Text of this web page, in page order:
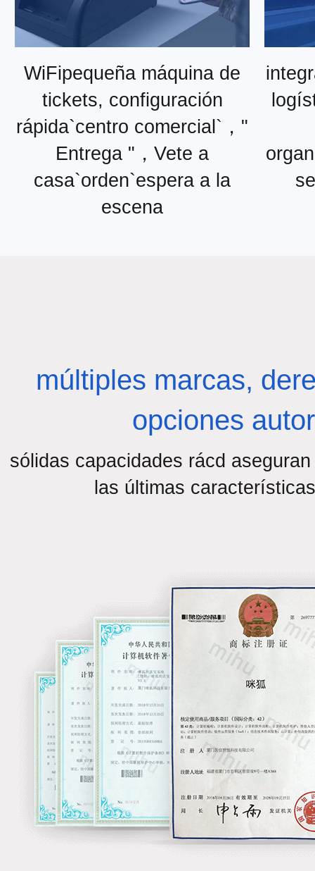
WiFipequeña máquina de
tickets, configuración
rápida`centro comercial`，"
Entrega "，Vete a
casa`orden`espera a la
escena
múltiples marcas,
opciones
sólidas capacidades rácd
las últimas